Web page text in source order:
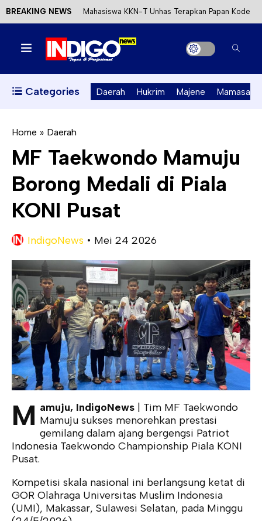
BREAKING NEWS Mahasiswa KKN-T Unhas Terapkan Papan Kode
Etik Wisata di Pantai Lawere Desa Lotang Salo
Satu DPO Pengeroyokan SPBU Tapalang
Ditangkap, Satu Lagi Kabur ke Kalimantan
Kecewa Kapolresta Absen, APPK Mamuju
Soroti Kejanggalan Kasus Tambang Emas Ilegal
Categories Daerah Hukrim Majene Mamasa
Home » Daerah
MF Taekwondo Mamuju
Borong Medali di Piala
KONI Pusat
IndigoNews • Mei 24 2026
M amuju, IndigoNews | Tim MF Taekwondo
Mamuju sukses menorehkan prestasi
gemilang dalam ajang bergengsi Patriot
Indonesia Taekwondo Championship Piala KONI
Pusat.
Kompetisi skala nasional ini berlangsung ketat di
GOR Olahraga Universitas Muslim Indonesia
(UMI), Makassar, Sulawesi Selatan, pada Minggu